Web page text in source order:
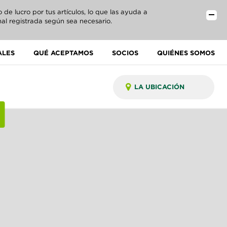
de lucro por tus artículos, lo que las ayuda a
registrada según sea necesario.
QUÉ ACEPTAMOS SOCIOS QUIÉNES SOMOS